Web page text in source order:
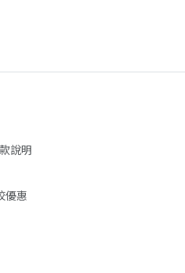
說明
優惠